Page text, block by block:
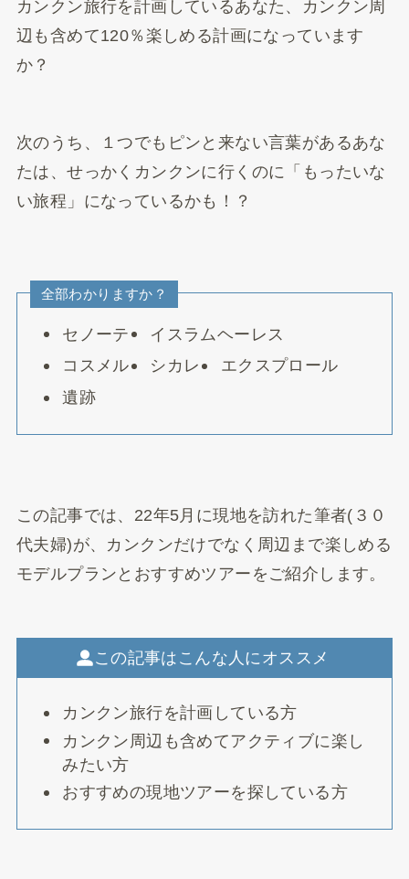
カンクン旅行を計画しているあなた、カンクン周
辺も含めて120％楽しめる計画になっています
か？
次のうち、１つでもピンと来ない言葉があるあな
たは、せっかくカンクンに行くのに「もったいな
い旅程」になっているかも！？
全部わかりますか？
セノーテ
イスラムヘーレス
コスメル
シカレ
エクスプロール
遺跡
この記事では、22年5月に現地を訪れた筆者(３０
代夫婦)が、カンクンだけでなく周辺まで楽しめる
モデルプランとおすすめツアーをご紹介します。
この記事はこんな人にオススメ
カンクン旅行を計画している方
カンクン周辺も含めてアクティブに楽し
みたい方
おすすめの現地ツアーを探している方